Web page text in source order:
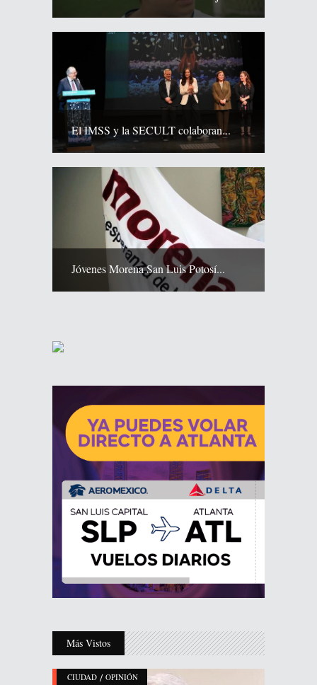
El IMSS y la SECULT colaboran...
Jóvenes Morena San Luis Potosí...
Más Vistos
CIUDAD / OPINIÓN